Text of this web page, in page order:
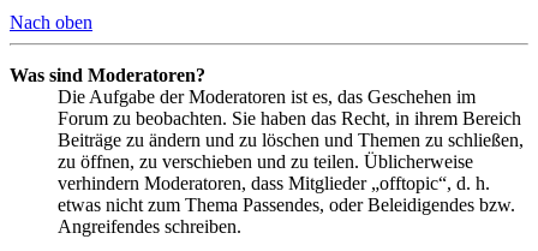
Nach oben
Was sind Moderatoren?
Die Aufgabe der Moderatoren ist es, das Geschehen im
Forum zu beobachten. Sie haben das Recht, in ihrem Bereich
Beiträge zu ändern und zu löschen und Themen zu schließen,
zu öffnen, zu verschieben und zu teilen. Üblicherweise
verhindern Moderatoren, dass Mitglieder „offtopic“, d. h.
etwas nicht zum Thema Passendes, oder Beleidigendes bzw.
Angreifendes schreiben.